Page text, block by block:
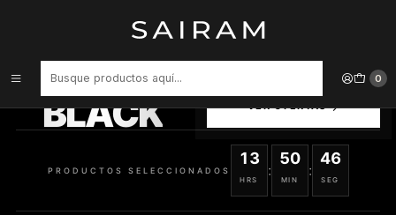
0
Perfume Lattafa Pride Awaan Unisex Edp 100 ml
BLACK
SELECCIONADOS
PRODUCTOS SELECCIONADOS
13
HRS
:
50
MIN
:
45
SEG